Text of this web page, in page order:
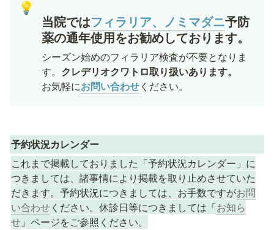
💡
当院ではフィラリア、ノミマダニ予防
薬の通年使用をお勧めしております。
シーズン始めのフィラリア検査が不要となりま
す。 クレデリオクワトロ取り扱いあります。
お気軽にお問い合わせください。
予約状況カレンダー
これまで掲載しておりました「予約状況カレンダー」に
つきましては、諸事情により掲載を取り止めさせていた
だきます。予約状況につきましては、お手数ですがお問
い合わせください。休診日等につきましては「お知ら
せ 」ページをご参照ください。